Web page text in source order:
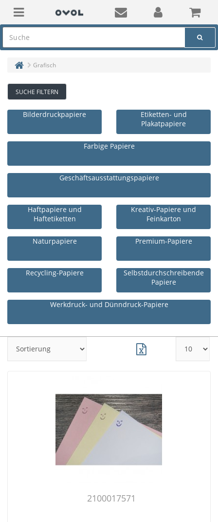
Grafisch
SUCHE FILTERN
Bilderdruckpapiere
Etiketten- und
Plakatpapiere
Farbige Papiere
Geschäftsausstattungspapiere
Haftpapiere und
Haftetiketten
Kreativ-Papiere und
Feinkarton
Naturpapiere Premium-Papiere
Recycling-Papiere
Selbstdurchschreibende
Papiere
Werkdruck- und Dünndruck-Papiere
2100017571